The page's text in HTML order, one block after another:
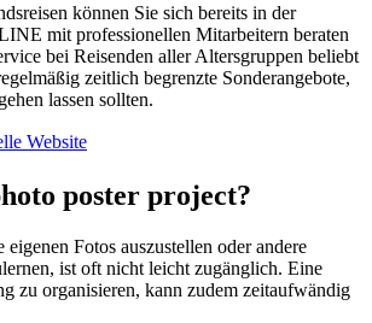
können Sie sich bereits in der
mit professionellen Mitarbeitern beraten
bei Reisenden aller Altersgruppen beliebt
zeitlich begrenzte Sonderangebote,
lassen sollten.
Website
poster project?
Fotos auszustellen oder andere
ist oft nicht leicht zugänglich. Eine
zu organisieren, kann zudem zeitaufwändig